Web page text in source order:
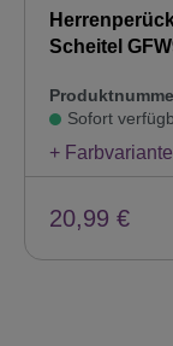
Scheitel
Sofort
+
20,99 €